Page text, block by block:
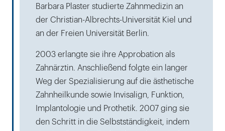
Barbara Plaster studierte Zahnmedizin an
der Christian-Albrechts-Universität Kiel und
an der Freien Universität Berlin.
2003 erlangte sie ihre Approbation als
Zahnärztin. Anschließend folgte ein langer
Weg der Spezialisierung auf die ästhetische
Zahnheilkunde sowie Invisalign, Funktion,
Implantologie und Prothetik. 2007 ging sie
den Schritt in die Selbstständigkeit, indem